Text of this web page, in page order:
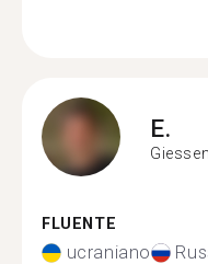
E.
Giessen
FLUENTE
ucraniano